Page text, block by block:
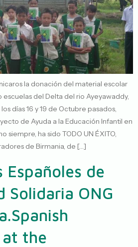
la donación del material escolar
escuelas del Delta del rio Ayeyawaddy,
días 16 y 19 de Octubre pasados,
de Ayuda a la Educación Infantil en
siempre, ha sido TODO UN ÉXITO,
de Birmania, de […]
Españoles de
Solidaria ONG
Spanish
the